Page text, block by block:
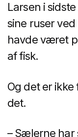
Larsen i
sine ruser
havde været
af fisk.
Og det er
det.
– Sælerne har